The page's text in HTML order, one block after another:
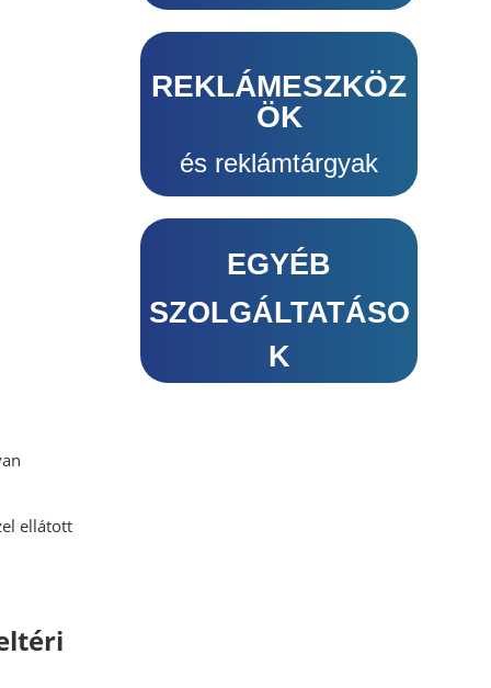
ellátott
REKLÁMESZKÖZ
ÖK
és reklámtárgyak
REKLÁMESZKÖZ
ÖK
és reklámtárgyak
EGYÉB
SZOLGÁLTATÁSO
K
EGYÉB
SZOLGÁLTATÁSO
K